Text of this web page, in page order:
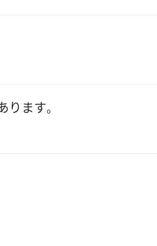
ります。